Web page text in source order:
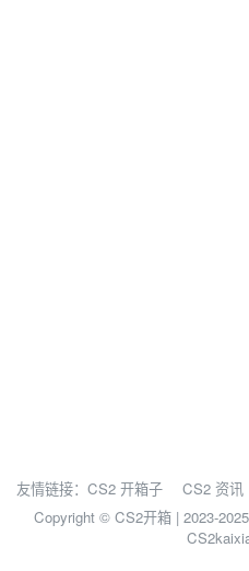
友情链接： CS2 开箱子
CS2 资讯
Copyright © CS2开箱 | 2023-